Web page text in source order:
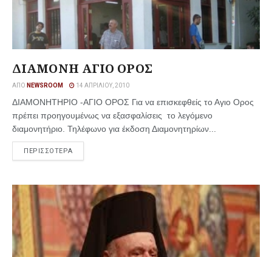
ΔΙΑΜΟΝΗ ΑΓΙΟ ΟΡΟΣ
ΑΠΌ NEWSROOM 14 ΑΠΡΙΛΊΟΥ, 2010
ΔΙΑΜΟΝΗΤΗΡΙΟ -ΑΓΙΟ ΟΡΟΣ Για να επισκεφθείς το Αγιο Ορος
πρέπει προηγουμένως να εξασφαλίσεις το λεγόμενο
διαμονητήριο. Τηλέφωνο για έκδοση Διαμονητηρίων...
ΠΕΡΙΣΣΟΤΕΡΑ